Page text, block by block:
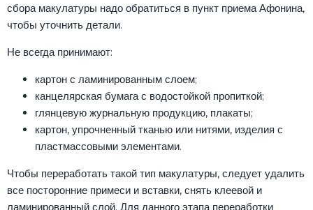
сбора макулатуры надо обратиться в пункт приема Афонина,
чтобы уточнить детали.
Не всегда принимают:
картон с ламинированным слоем;
канцелярская бумага с водостойкой пропиткой;
глянцевую журнальную продукцию, плакаты;
картон, упрочненный тканью или нитями, изделия с
пластмассовыми элементами.
Чтобы переработать такой тип макулатуры, следует удалить
все посторонние примеси и вставки, снять клеевой и
ламинированный слой. Для данного этапа переработки